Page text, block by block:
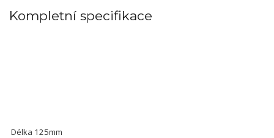
Kompletní specifikace
Délka 125mm